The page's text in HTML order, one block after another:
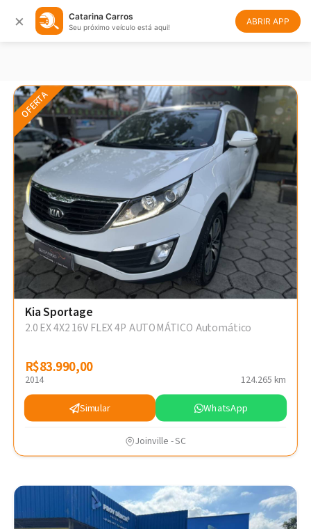
× Catarina Carros
Seu próximo veículo está aqui!
ABRIR APP
Ordenar
OFERTA
Kia Sportage
2.0 EX 4X2 16V FLEX 4P AUTOMÁTICO Automático
R$83.990,00
R$83.990,00
2014 124.265 km
Simular WhatsApp
Joinville - SC